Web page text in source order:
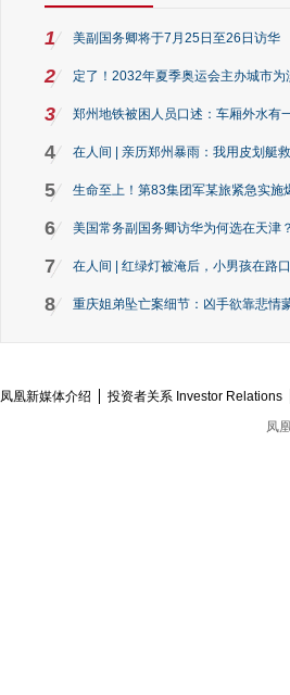
1 美副国务卿将于7月25日至26日访华
2 定了！2032年夏季奥运会主办城市
3 郑州地铁被困人员口述：车厢外水有
4 在人间 | 亲历郑州暴雨：我用皮划艇
5 生命至上！第83集团军某旅紧急实施
6 美国常务副国务卿访华为何选在天津
7 在人间 | 红绿灯被淹后，小男孩在路
8 重庆姐弟坠亡案细节：凶手欲靠悲情
凤凰新媒体介绍 投资者关系 Investor Relations
凤